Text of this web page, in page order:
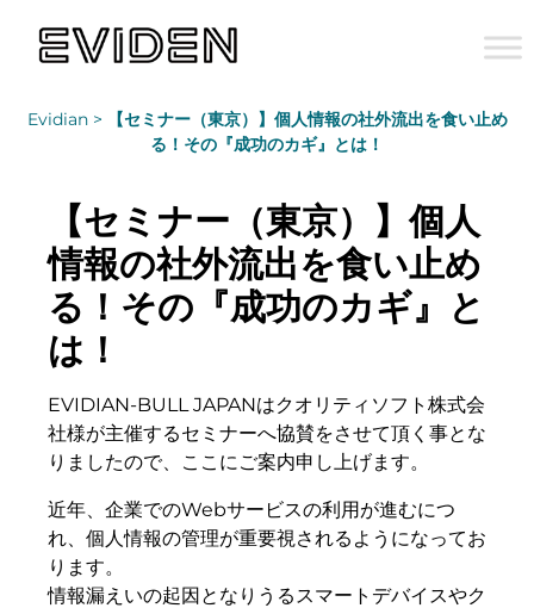
Evidian >
【セミナー（東京）】個人情報の社外流出を食い止め
る！その『成功のカギ』とは！
【セミナー（東京）】個人
情報の社外流出を食い止め
る！その『成功のカギ』と
は！
EVIDIAN-BULL JAPANはクオリティソフト株式会
社様が主催するセミナーへ協賛をさせて頂く事とな
りましたので、ここにご案内申し上げます。
近年、企業でのWebサービスの利用が進むにつ
れ、個人情報の管理が重要視されるようになってお
ります。
情報漏えいの起因となりうるスマートデバイスやク